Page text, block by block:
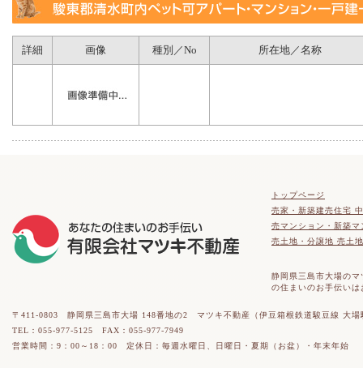
詳細 画像 種別／No 所在地／名称
トップページ
売家・新築建売住宅
売マンション・新築
売土地・分譲地 売土地
静岡県三島市大場の
の住まいのお手伝い
〒411-0803 静岡県三島市大場 148番地の2 マツキ不動産（伊豆箱根鉄道駿豆線 大場
TEL：055-977-5125 FAX：055-977-7949
営業時間：9：00～18：00 定休日：毎週水曜日、日曜日・夏期（お盆）・年末年始